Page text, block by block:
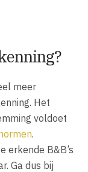
meer
Het
voldoet
.
erkende B&B’s
Ga dus bij